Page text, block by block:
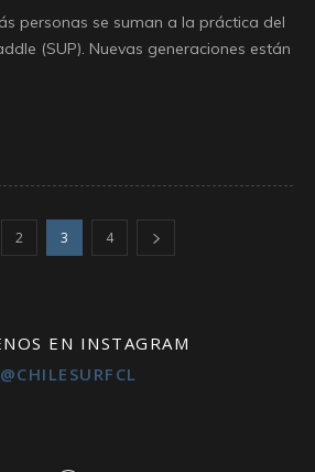
personas se suman a la práctica del
(SUP). Nuevas generaciones están
2 3 4
EN INSTAGRAM
@CHILESURFCL